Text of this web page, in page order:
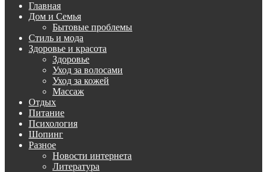
Главная
Дом и Семья
Бытовые проблемы
Стиль и мода
Здоровье и красота
Здоровье
Уход за волосами
Уход за кожей
Массаж
Отдых
Питание
Психология
Шопинг
Разное
Новости интернета
Литература